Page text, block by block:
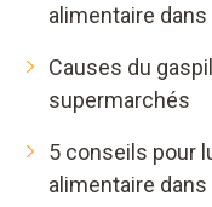
alimentaire
Causes du
supermarchés
5 conseils pour
alimentaire